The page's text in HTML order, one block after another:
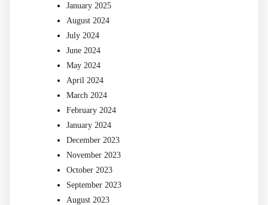
January 2025
August 2024
July 2024
June 2024
May 2024
April 2024
March 2024
February 2024
January 2024
December 2023
November 2023
October 2023
September 2023
August 2023